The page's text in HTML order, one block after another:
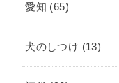
愛知 (65)
犬のしつけ (13)